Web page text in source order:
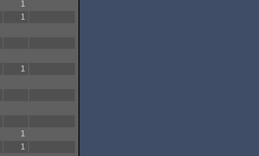
1
1
1
1
1